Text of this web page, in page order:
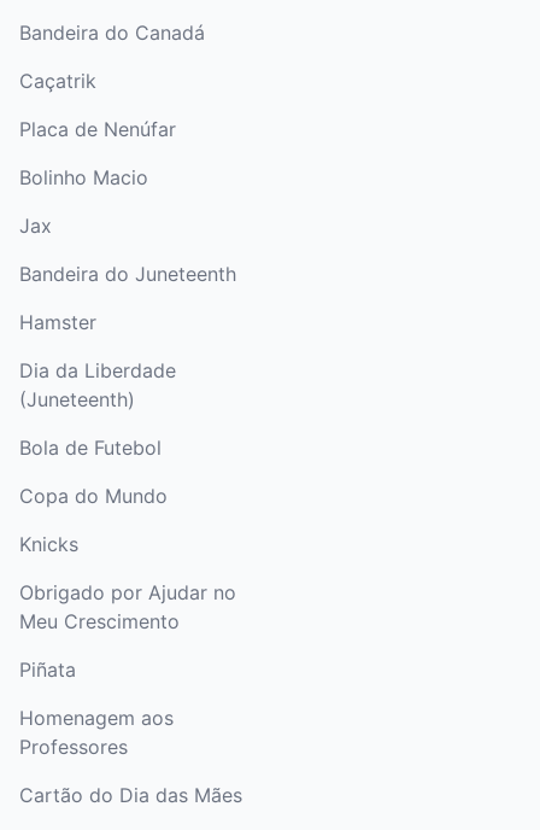
Bandeira do Canadá
Caçatrik
Placa de Nenúfar
Bolinho Macio
Jax
Bandeira do Juneteenth
Hamster
Dia da Liberdade
(Juneteenth)
Bola de Futebol
Copa do Mundo
Knicks
Obrigado por Ajudar no
Meu Crescimento
Piñata
Homenagem aos
Professores
Cartão do Dia das Mães